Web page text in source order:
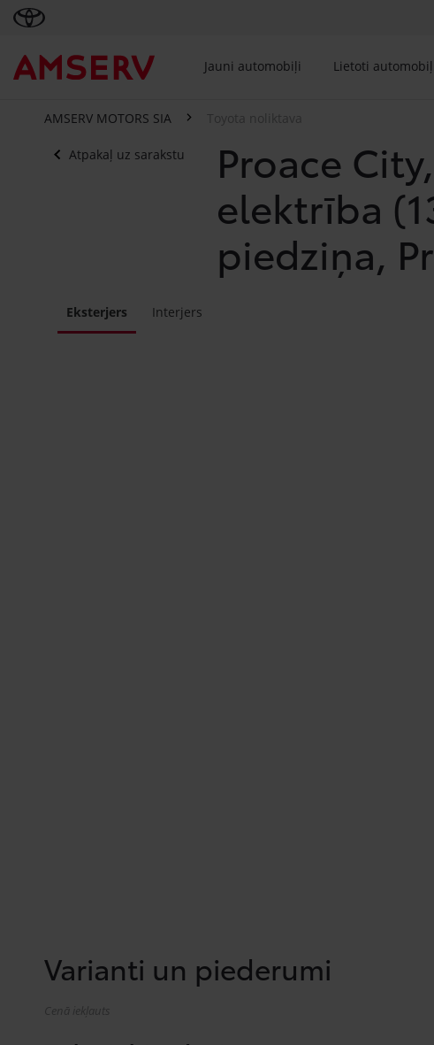
Jauni automobiļi Lietoti automobiļi
AMSERV MOTORS SIA Toyota noliktava
Atpakaļ uz sarakstu
Proace
elektrība
piedziņa,
Eksterjers Interjers
Varianti un piederumi
Cenā iekļauts